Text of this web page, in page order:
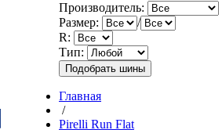
Производитель:
Размер:
/
R:
Тип:
Главная
/
Pirelli Run Flat